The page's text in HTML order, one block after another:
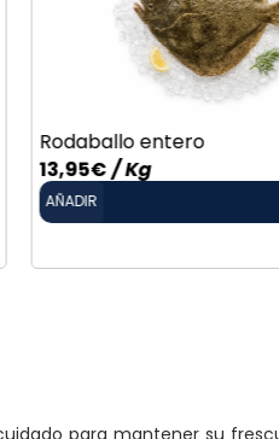
para mantener su